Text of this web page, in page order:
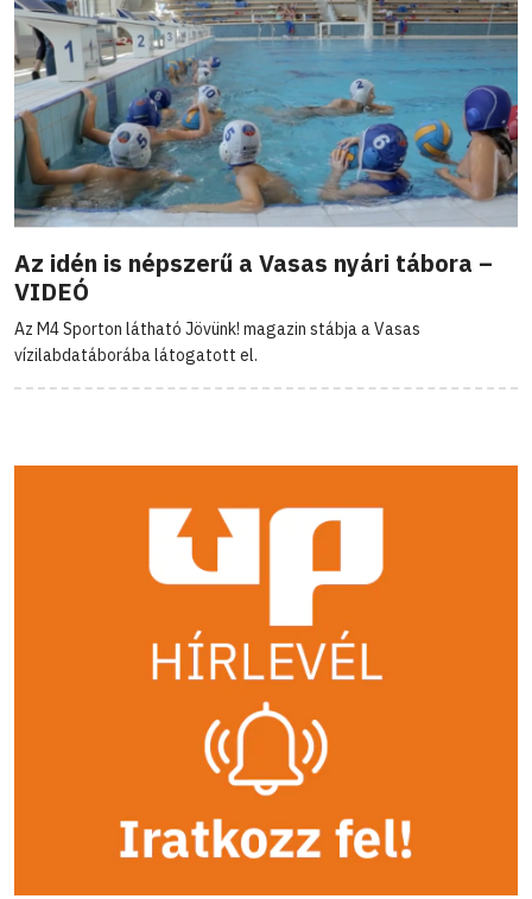
Az idén is népszerű a Vasas nyári tábora –
VIDEÓ
Az M4 Sporton látható Jövünk! magazin stábja a Vasas
vízilabdatáborába látogatott el.